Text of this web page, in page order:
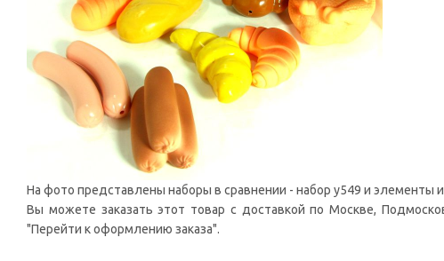
На фото представлены наборы в сравнении - набор у549 и элементы
Вы можете заказать этот товар с доставкой по Москве,
"Перейти к оформлению заказа".